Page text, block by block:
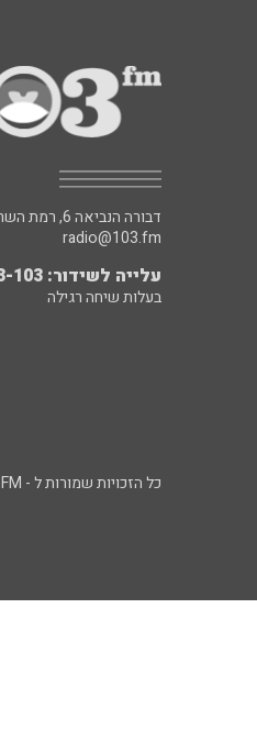
דבורה הנביאה 6, רמת השרון
radio@103.fm
עלייה לשידור: 0552-103-103
בעלות שיחה רגילה
כל הזכויות שמורות ל - 103FM